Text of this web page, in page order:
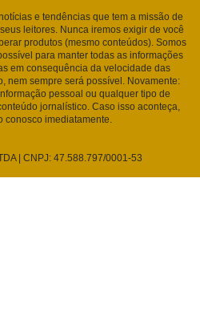
e tendências que tem a missão de
leitores. Nunca iremos exigir de você
produtos (mesmo conteúdos). Somos
para manter todas as informações
em consequência da velocidade das
nem sempre será possível. Novamente:
pessoal ou qualquer tipo de
jornalístico. Caso isso aconteça,
conosco imediatamente.
| CNPJ: 47.588.797/0001-53